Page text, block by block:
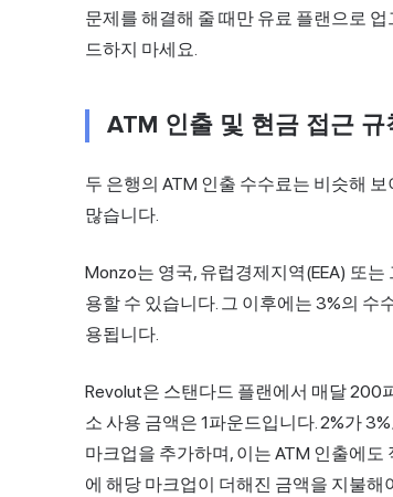
문제를 해결해 줄 때만 유료 플랜으로
드하지 마세요.
ATM 인출 및 현금 접근 규
두 은행의 ATM 인출 수수료는 비슷해
많습니다.
Monzo는 영국, 유럽경제지역(EEA) 또
용할 수 있습니다. 그 이후에는 3%의 수
용됩니다.
Revolut은 스탠다드 플랜에서 매달 200
소 사용 금액은 1파운드입니다. 2%가
마크업을 추가하며, 이는 ATM 인출에
에 해당 마크업이 더해진 금액을 지불해